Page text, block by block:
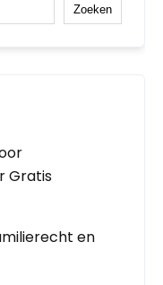
Zoeken
Gratis
en